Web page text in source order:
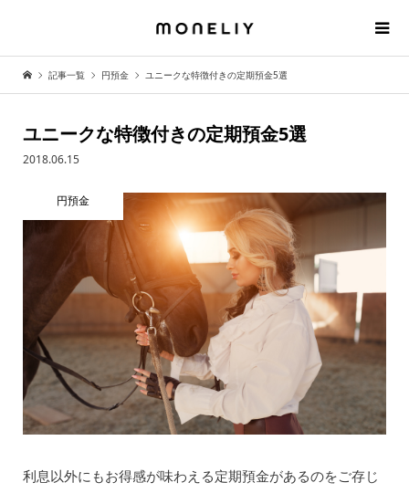
記事一覧 円預金 ユニークな特徴付きの定期預金5選
ユニークな特徴付きの定期預金5選
2018.06.15
円預金
利息以外にもお得感が味わえる定期預金があるのをご存じ